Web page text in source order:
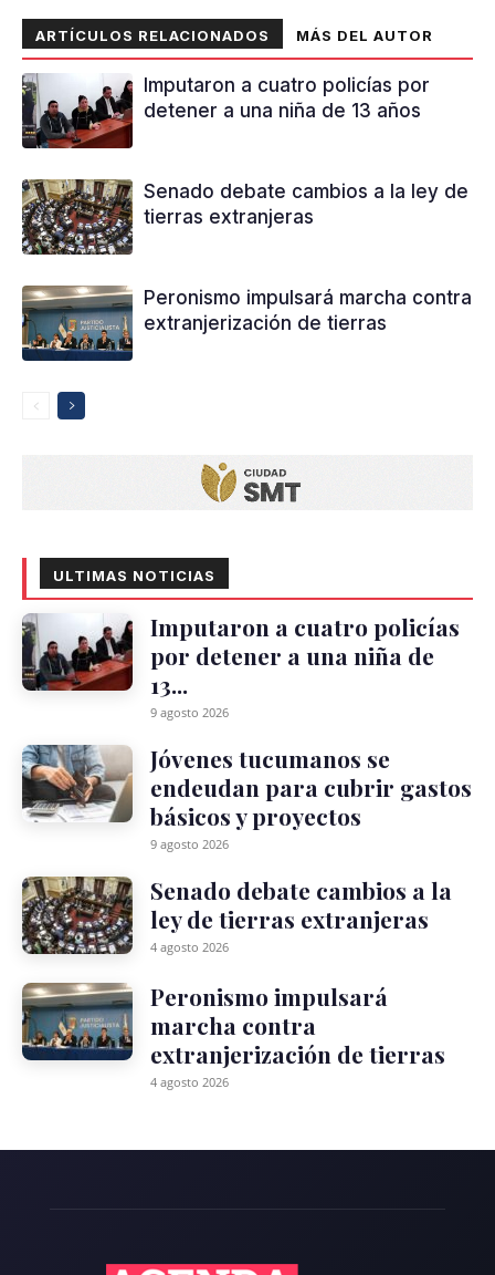
ARTÍCULOS RELACIONADOS MÁS DEL AUTOR
Imputaron a cuatro policías por
detener a una niña de 13 años
Senado debate cambios a la ley de
tierras extranjeras
Peronismo impulsará marcha contra
extranjerización de tierras
ULTIMAS NOTICIAS
Imputaron a cuatro policías
por detener a una niña de
13...
9 agosto 2026
Jóvenes tucumanos se
endeudan para cubrir gastos
básicos y proyectos
9 agosto 2026
Senado debate cambios a la
ley de tierras extranjeras
4 agosto 2026
Peronismo impulsará
marcha contra
extranjerización de tierras
4 agosto 2026